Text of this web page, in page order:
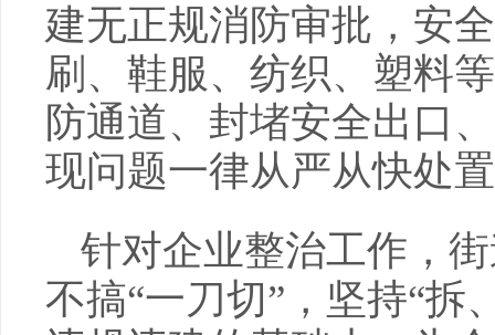
建无正规消防审批，安
刷、鞋服、纺织、塑料
防通道、封堵安全出口
现问题一律从严从快处
针对企业整治工作，
不搞“一刀切”，坚持“拆